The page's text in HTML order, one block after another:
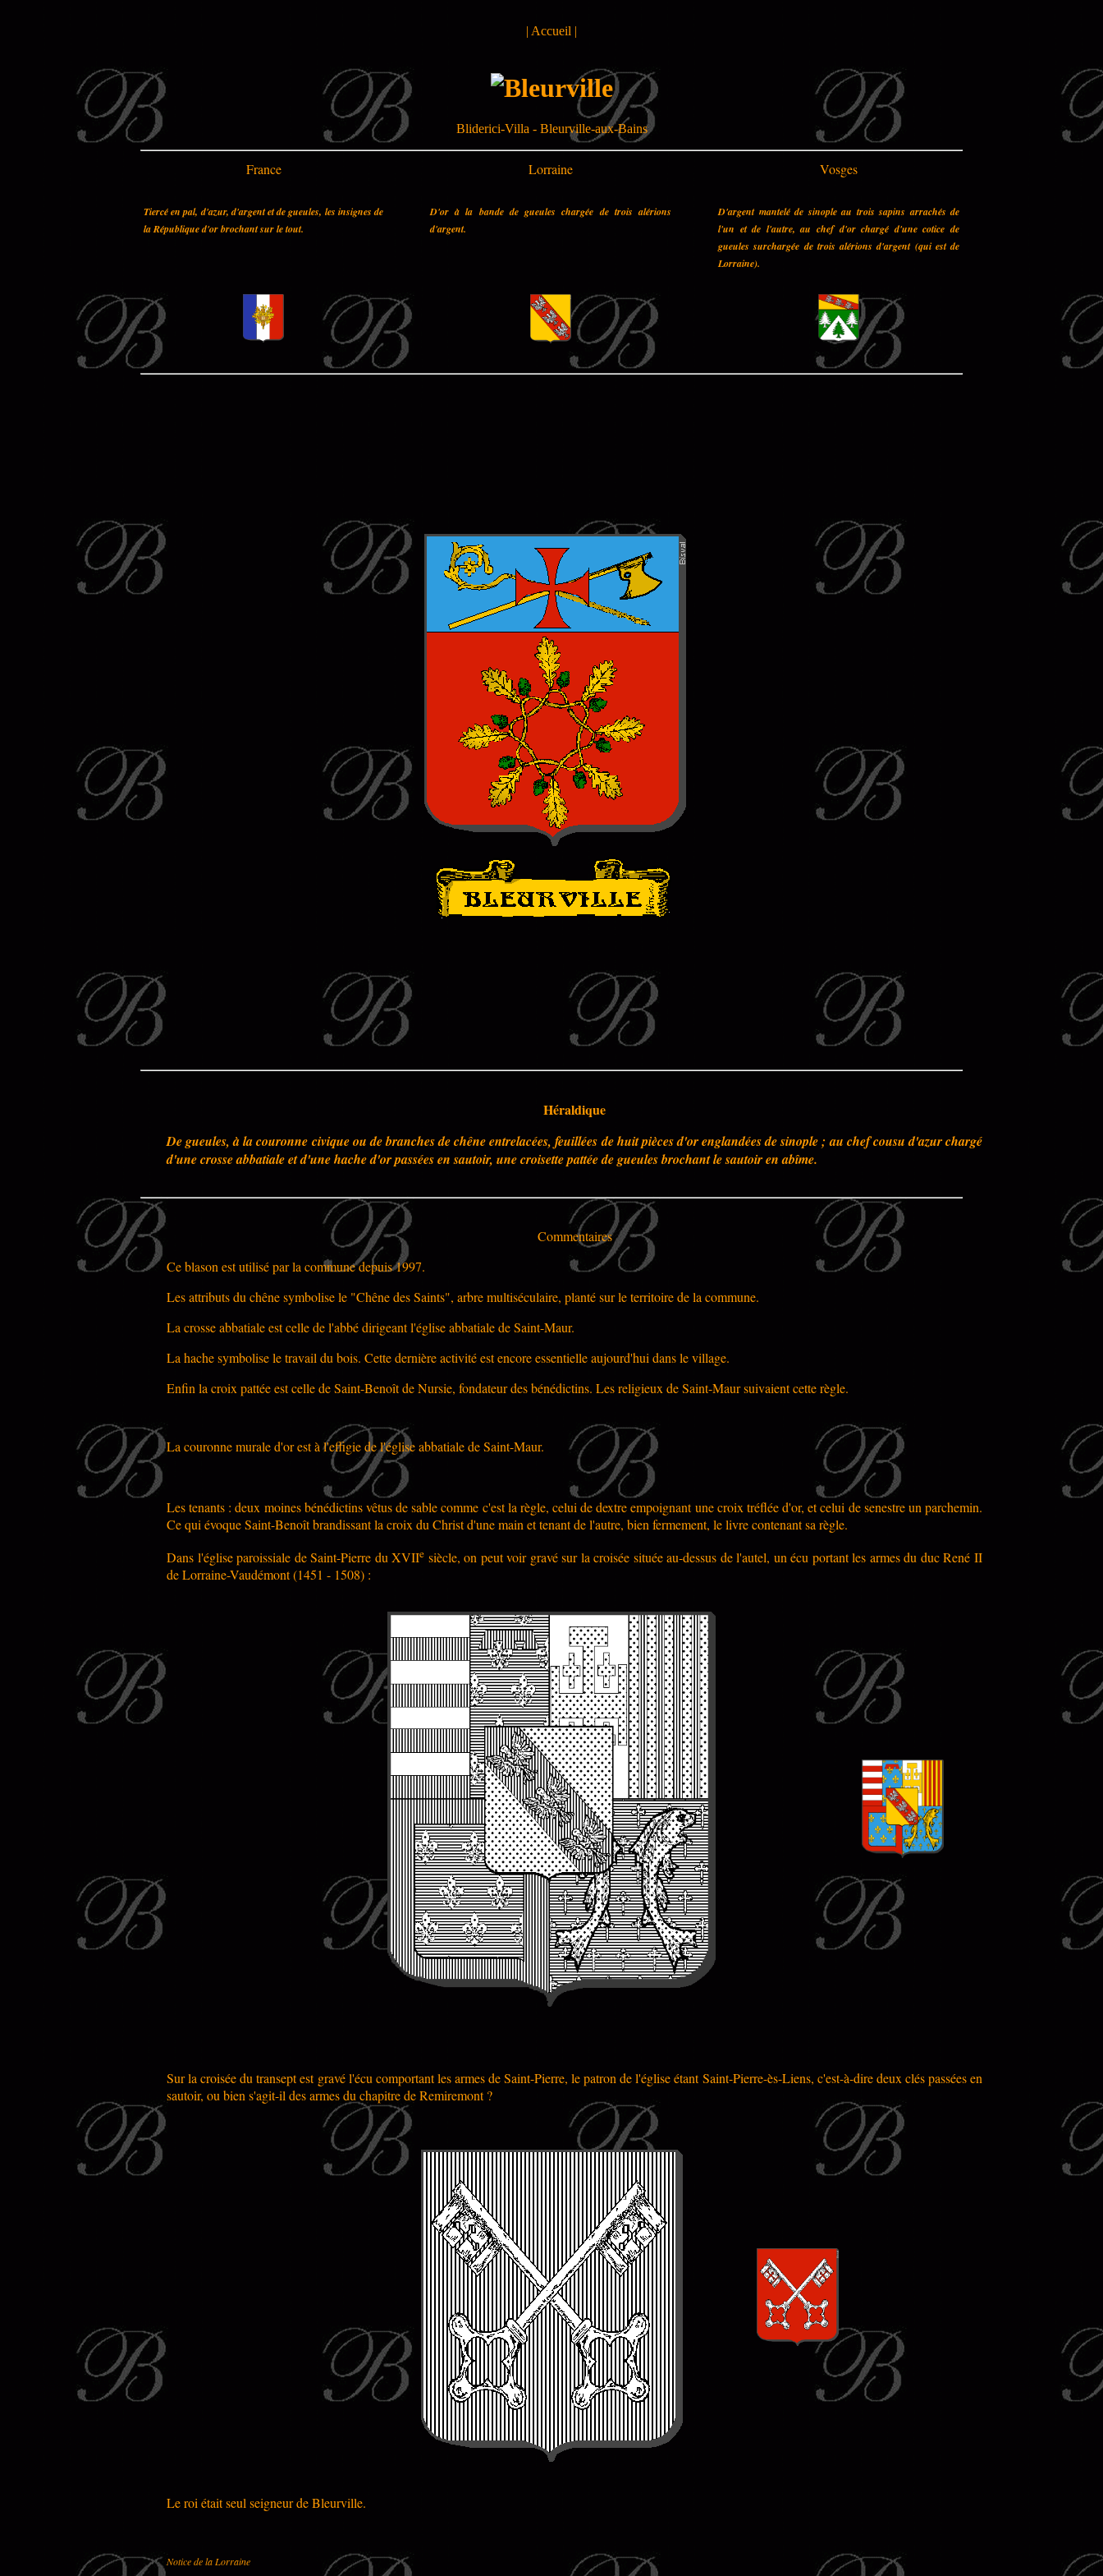
| Accueil |
Bliderici-Villa - Bleurville-aux-Bains
France Lorraine Vosges
Tiercé en pal, d'azur, d'argent et de gueules, les insignes de
la République d'or brochant sur le tout.
D'or à la bande de gueules chargée de trois alérions
d'argent.
D'argent mantelé de sinople au trois sapins arrachés de
l'un et de l'autre, au chef d'or chargé d'une cotice de
gueules surchargée de trois alérions d'argent (qui est de
Lorraine).
Héraldique
De gueules, à la couronne civique ou de branches de chêne entrelacées, feuillées de huit pièces d'or englandées de sinople ; au chef cousu d'azur chargé
d'une crosse abbatiale et d'une hache d'or passées en sautoir, une croisette pattée de gueules brochant le sautoir en abîme.
Commentaires
Ce blason est utilisé par la commune depuis 1997.
Les attributs du chêne symbolise le "Chêne des Saints", arbre multiséculaire, planté sur le territoire de la commune.
La crosse abbatiale est celle de l'abbé dirigeant l'église abbatiale de Saint-Maur.
La hache symbolise le travail du bois. Cette dernière activité est encore essentielle aujourd'hui dans le village.
Enfin la croix pattée est celle de Saint-Benoît de Nursie, fondateur des bénédictins. Les religieux de Saint-Maur suivaient cette règle.
La couronne murale d'or est à l'effigie de l'église abbatiale de Saint-Maur.
Les tenants : deux moines bénédictins vêtus de sable comme c'est la règle, celui de dextre empoignant une croix tréflée d'or, et celui de senestre un parchemin.
Ce qui évoque Saint-Benoît brandissant la croix du Christ d'une main et tenant de l'autre, bien fermement, le livre contenant sa règle.
Dans l'église paroissiale de Saint-Pierre du XVIIe siècle, on peut voir gravé sur la croisée située au-dessus de l'autel, un écu portant les armes du duc René II
de Lorraine-Vaudémont (1451 - 1508) :
Sur la croisée du transept est gravé l'écu comportant les armes de Saint-Pierre, le patron de l'église étant Saint-Pierre-ès-Liens, c'est-à-dire deux clés passées en
sautoir, ou bien s'agit-il des armes du chapitre de Remiremont ?
Le roi était seul seigneur de Bleurville.
Notice de la Lorraine